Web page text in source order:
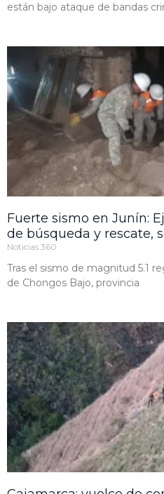
están bajo ataque de bandas
Fuerte sismo en Junín:
de búsqueda y rescate,
Noticias 360
Tras el sismo de magnitud 5.1
de Chongos Bajo, provincia